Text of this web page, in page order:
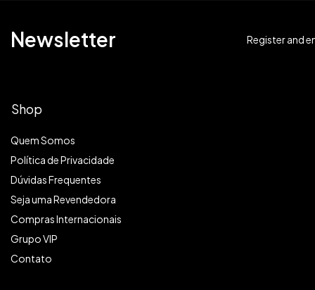
Newsletter Register and
Shop
Quem Somos
Política de Privacidade
Dúvidas Frequentes
Seja uma Revendedora
Compras Internacionais
Grupo VIP
Contato